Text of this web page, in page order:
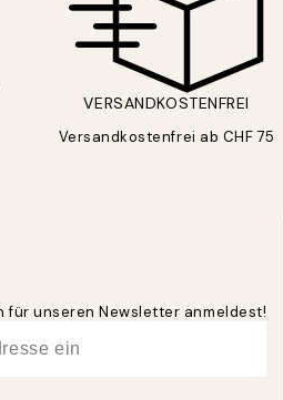
VERSANDKOSTENFREI
Versandkostenfrei ab CHF 75
für unseren Newsletter anmeldest!